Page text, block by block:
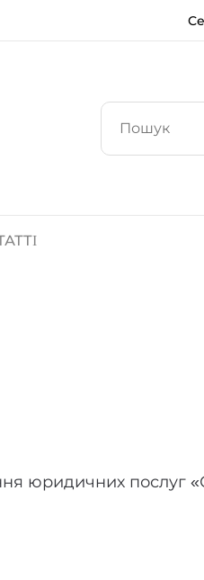
юридичних послуг